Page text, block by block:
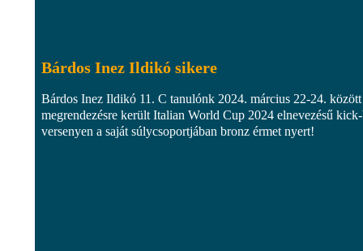
Bárdos Inez Ildikó sikere
Bárdos Inez Ildikó 11. C tanulónk 2024. március 22-24. között
megrendezésre került Italian World Cup 2024 elnevezésű
versenyen a saját súlycsoportjában bronz érmet nyert!